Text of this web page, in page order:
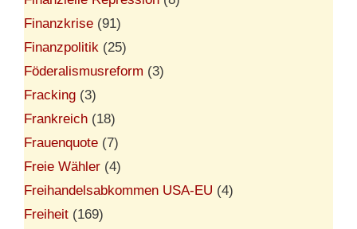
Finanzkrise (91)
Finanzpolitik (25)
Föderalismusreform (3)
Fracking (3)
Frankreich (18)
Frauenquote (7)
Freie Wähler (4)
Freihandelsabkommen USA-EU (4)
Freiheit (169)